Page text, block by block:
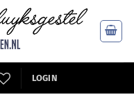
LOGIN